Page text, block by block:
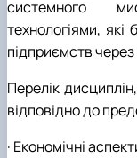
системного
технологіями,
підприємств
Перелік
відповідно до
· Економічні